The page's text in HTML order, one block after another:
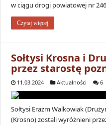
w ciągu drogi powiatowej nr
Czytaj więcej
Sołtysi Krosna i
przez starostę
11.03.2024 Aktualności 6
Sołtysi Erazm Walkowiak
(Krosno) zostali wyróżnieni